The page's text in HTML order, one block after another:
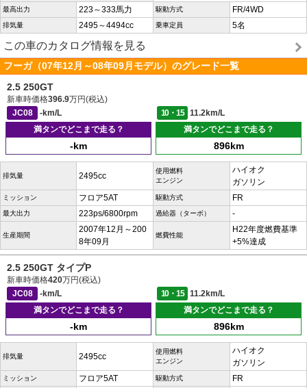
最高出力 223～333馬力 駆動方式 FR/4WD
排気量 2495～4494cc 乗車定員 5名
この車のカタログ情報を見る
フーガ（07年12月～08年09月モデル）のグレード一覧
2.5 250GT
新車時価格396.9万円(税込)
JC08
-km/L 10・15
11.2km/L
満タンでどこまで走る？
-km
満タンでどこまで走る？
896km
排気量 2495cc
使用燃料
エンジン
ハイオク
ガソリン
ミッション フロア5AT 駆動方式 FR
最大出力 223ps/6800rpm 過給器（ターボ） -
生産期間
2007年12月～200
8年09月
燃費性能
H22年度燃費基準
+5%達成
2.5 250GT タイプP
新車時価格420万円(税込)
JC08
-km/L 10・15
11.2km/L
満タンでどこまで走る？
-km
満タンでどこまで走る？
896km
排気量 2495cc
使用燃料
エンジン
ハイオク
ガソリン
ミッション フロア5AT 駆動方式 FR